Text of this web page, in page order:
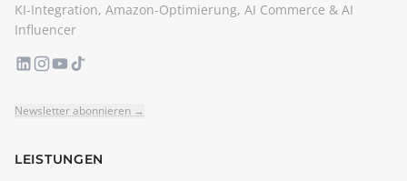
KI-Integration, Amazon-Optimierung, AI Commerce & AI
Influencer
Newsletter abonnieren →
LEISTUNGEN